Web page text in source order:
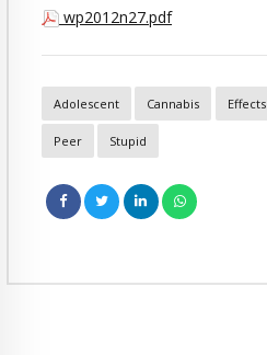
wp2012n27.pdf
Adolescent Cannabis Effects
Peer Stupid